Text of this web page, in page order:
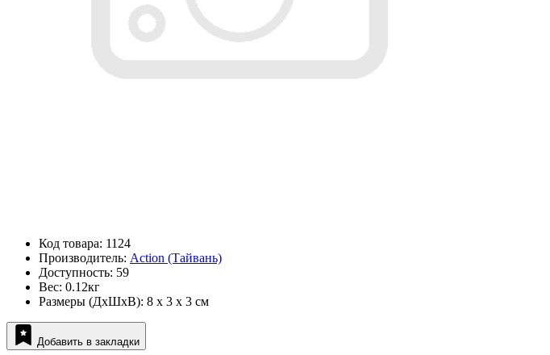
Код товара: 1124
Производитель: Action (Тайвань)
Доступность: 59
Вес: 0.12кг
Размеры (ДxШxВ): 8 x 3 x 3 см
Добавить в закладки